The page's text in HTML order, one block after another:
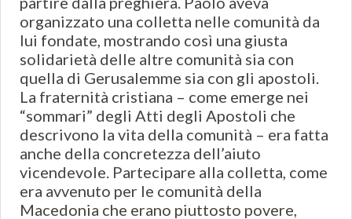
organizzato una colletta nelle comunità da
lui fondate, mostrando così una giusta
solidarietà delle altre comunità sia con
quella di Gerusalemme sia con gli apostoli.
La fraternità cristiana – come emerge nei
“sommari” degli Atti degli Apostoli che
descrivono la vita della comunità – era fatta
anche della concretezza dell’aiuto
vicendevole. Partecipare alla colletta, come
era avvenuto per le comunità della
Macedonia che erano piuttosto povere,